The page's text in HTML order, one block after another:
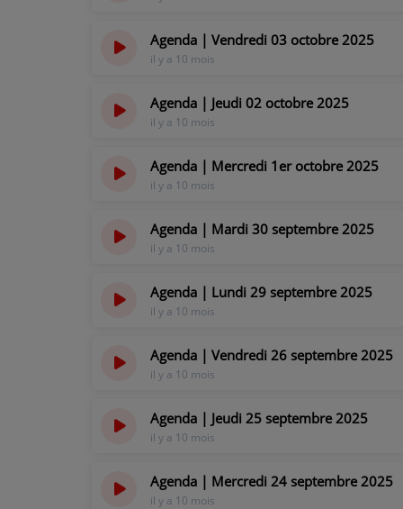
Agenda | Vendredi 03 octobre 2025
il y a 10 mois
Agenda | Jeudi 02 octobre 2025
il y a 10 mois
Agenda | Mercredi 1er octobre 2025
il y a 10 mois
Agenda | Mardi 30 septembre 2025
il y a 10 mois
Agenda | Lundi 29 septembre 2025
il y a 10 mois
Agenda | Vendredi 26 septembre 2025
il y a 10 mois
Agenda | Jeudi 25 septembre 2025
il y a 10 mois
Agenda | Mercredi 24 septembre 2025
il y a 10 mois